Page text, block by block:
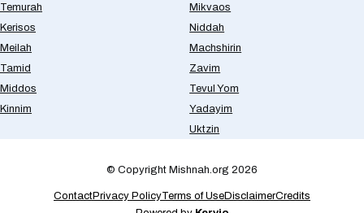
Temurah
Kerisos
Meilah
Tamid
Middos
Kinnim
Mikvaos
Niddah
Machshirin
Zavim
Tevul Yom
Yadayim
Uktzin
© Copyright Mishnah.org 2026
ContactPrivacy PolicyTerms of UseDisclaimerCredits